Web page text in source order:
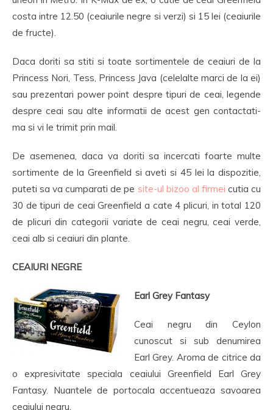
costa intre 12.50 (ceaiurile negre si verzi) si 15 lei (ceaiurile
de fructe).
Daca doriti sa stiti si toate sortimentele de ceaiuri de la
Princess Nori, Tess, Princess Java (celelalte marci de la ei)
sau prezentari power point despre tipuri de ceai, legende
despre ceai sau alte informatii de acest gen contactati-
ma si vi le trimit prin mail.
De asemenea, daca va doriti sa incercati foarte multe
sortimente de la Greenfield si aveti si 45 lei la dispozitie,
puteti sa va cumparati de pe site-ul bizoo al firmei cutia cu
30 de tipuri de ceai Greenfield a cate 4 plicuri, in total 120
de plicuri din categorii variate de ceai negru, ceai verde,
ceai alb si ceaiuri din plante.
CEAIURI NEGRE
Earl Grey Fantasy
Ceai negru din Ceylon
cunoscut si sub denumirea
Earl Grey. Aroma de citrice da
o expresivitate speciala ceaiului Greenfield Earl Grey
Fantasy. Nuantele de portocala accentueaza savoarea
ceaiului negru.